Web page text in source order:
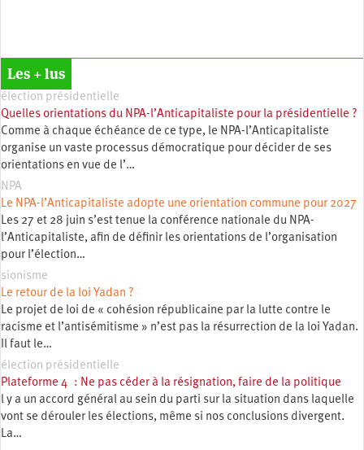
Les + lus
élection présidentielle
Quelles orientations du NPA-l’Anticapitaliste pour la présidentielle ?
Comme à chaque échéance de ce type, le NPA-l’Anticapitaliste
organise un vaste processus démocratique pour décider de ses
orientations en vue de l’…
NPA
Le NPA-l’Anticapitaliste adopte une orientation commune pour 2027
Les 27 et 28 juin s’est tenue la conférence nationale du NPA-
l’Anticapitaliste, afin de définir les orientations de l’organisation
pour l’élection…
sionisme
Le retour de la loi Yadan ?
Le projet de loi de « cohésion républicaine par la lutte contre le
racisme et l’antisémitisme » n’est pas la résurrection de la loi Yadan.
Il faut le…
élection présidentielle
Plateforme 4 : Ne pas céder à la résignation, faire de la politique
l y a un accord général au sein du parti sur la situation dans laquelle
vont se dérouler les élections, même si nos conclusions divergent.
La…